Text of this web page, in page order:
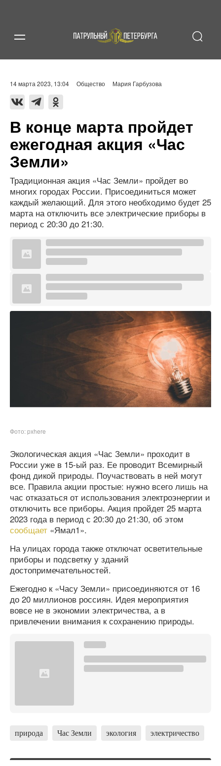
14 марта 2023, 13:04 Общество Мария Гарбузова
В конце марта пройдет
ежегодная акция «Час
Земли»
Традиционная акция «Час Земли» пройдет во
многих городах России. Присоединиться может
каждый желающий. Для этого необходимо будет 25
марта на отключить все электрические приборы в
период с 20:30 до 21:30.
Фото: pxhere
Экологическая акция «Час Земли» проходит в
России уже в 15-ый раз. Ее проводит Всемирный
фонд дикой природы. Поучаствовать в ней могут
все. Правила акции простые: нужно всего лишь на
час отказаться от использования электроэнергии и
отключить все приборы. Акция пройдет 25 марта
2023 года в период с 20:30 до 21:30, об этом
сообщает «Ямал1».
На улицах города также отключат осветительные
приборы и подсветку у зданий
достопримечательностей.
Ежегодно к «Часу Земли» присоединяются от 16
до 20 миллионов россиян. Идея мероприятия
вовсе не в экономии электричества, а в
привлечении внимания к сохранению природы.
природа Час Земли экология электричество